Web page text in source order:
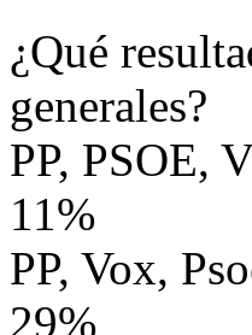
¿Qué
generales?
PP, PSOE,
11%
PP, Vox,
29%